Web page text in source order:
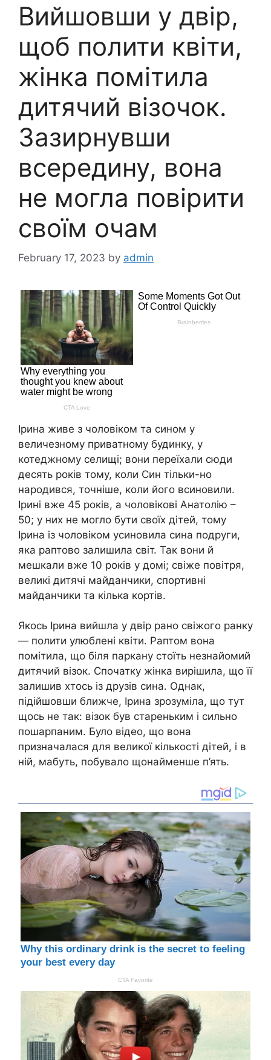
Вийшовши у двір,
щоб полити квіти,
жінка помітила
дитячий візочок.
Зазирнувши
всередину, вона
не могла повірити
своїм очам
February 17, 2023 by admin
Ірина живе з чоловіком та сином у
величезному приватному будинку, у
котеджному селищі; вони переїхали сюди
десять років тому, коли Син тільки-но
народився, точніше, коли його всиновили.
Ірині вже 45 років, а чоловікові Анатолію –
50; у них не могло бути своїх дітей, тому
Ірина із чоловіком усиновила сина подруги,
яка раптово залишила світ. Так вони й
мешкали вже 10 років у домі; свіже повітря,
великі дитячі майданчики, спортивні
майданчики та кілька кортів.
Якось Ірина вийшла у двір рано свіжого ранку
— полити улюблені квіти. Раптом вона
помітила, що біля паркану стоїть незнайомий
дитячий візок. Спочатку жінка вирішила, що її
залишив хтось із друзів сина. Однак,
підійшовши ближче, Ірина зрозуміла, що тут
щось не так: візок був стареньким і сильно
пошарпаним. Було відео, що вона
призначалася для великої кількості дітей, і в
ній, мабуть, побувало щонайменше п’ять.